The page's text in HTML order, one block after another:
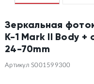
Зеркальная
K-1 Mark II Body +
24-70mm
Артикул S001599300